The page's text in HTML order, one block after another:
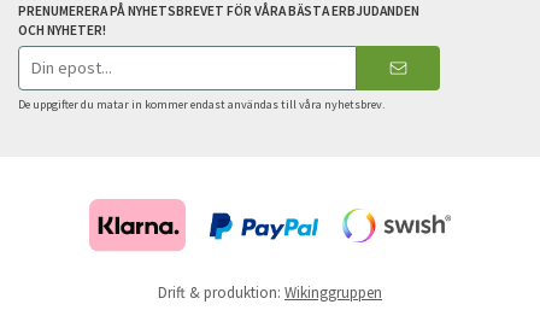
PRENUMERERA PÅ NYHETSBREVET FÖR VÅRA BÄSTA ERBJUDANDEN
OCH NYHETER!
E-
postadress
De uppgifter du matar in kommer endast användas till våra nyhetsbrev.
Drift & produktion: Wikinggruppen